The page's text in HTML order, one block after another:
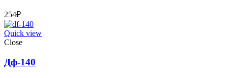
254₽
Quick view
Close
Дф-140